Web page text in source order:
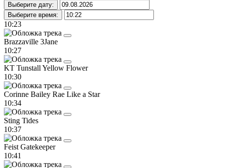
Выберите дату:
Выберите время:
10:23
Brazzaville 3Jane
10:27
KT Tunstall Yellow Flower
10:30
Corinne Bailey Rae Like a Star
10:34
Sting Tides
10:37
Feist Gatekeeper
10:41